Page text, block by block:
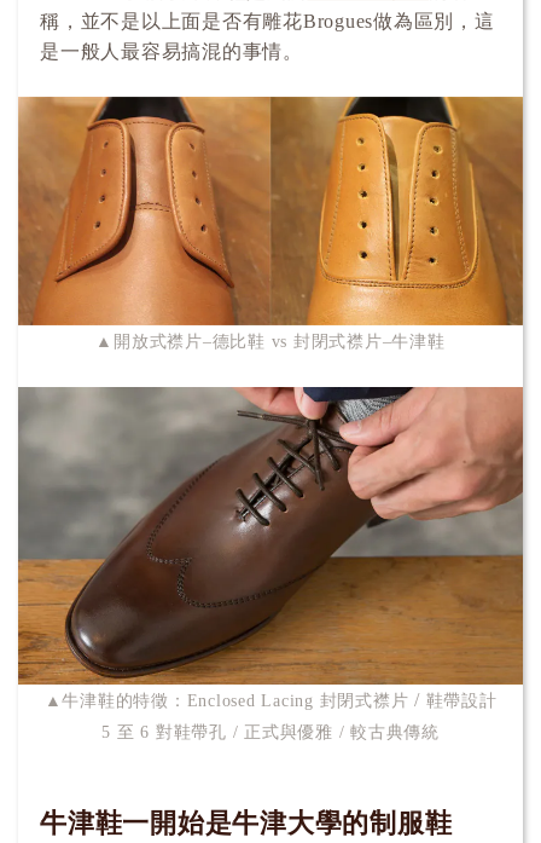
稱，並不是以上面是否有雕花Brogues做為區別，這
是一般人最容易搞混的事情。
▲開放式襟片–德比鞋 vs 封閉式襟片–牛津鞋
▲牛津鞋的特徵：Enclosed Lacing 封閉式襟片 / 鞋帶設計
5 至 6 對鞋帶孔 / 正式與優雅 / 較古典傳統
牛津鞋一開始是牛津大學的制服鞋